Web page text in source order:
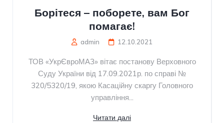
Борітеся – поборете, вам Бог
помагає!
admin 12.10.2021
ТОВ «УкрЄвроМАЗ» вітає постанову Верховного
Суду України від 17.09.2021р. по справі №
320/5320/19, якою Касаційну скаргу Головного
управління...
Читати далі